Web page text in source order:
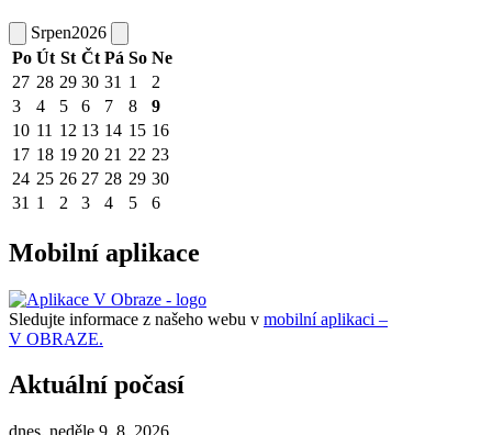
Srpen2026
Po Út St Čt Pá So Ne
27 28 29 30 31 1
2
3
4 5 6 7 8
9
10 11 12 13 14 15 16
17 18 19 20 21 22 23
24 25 26 27 28 29 30
31 1 2 3 4 5 6
Mobilní aplikace
Sledujte informace z našeho webu v mobilní aplikaci –
V OBRAZE.
Aktuální počasí